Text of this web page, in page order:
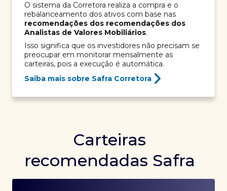
O sistema da Corretora realiza a compra e o
rebalanceamento dos ativos com base nas
recomendações dos recomendações dos
Analistas de Valores Mobiliários.
Isso significa que os investidores não precisam se
preocupar em monitorar mensalmente as
carteiras, pois a execução é automática.
Saiba mais sobre Safra Corretora
Carteiras
recomendadas Safra